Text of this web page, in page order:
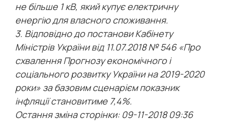
не більше 1 кВ, який купує електричну
енергію для власного споживання.
3. Відповідно до постанови Кабінету
Міністрів України від 11.07.2018 № 546 «Про
схвалення Прогнозу економічного і
соціального розвитку України на 2019-2020
роки» за базовим сценарієм показник
інфляції становитиме 7,4%.
Остання зміна сторінки: 09-11-2018 09:36